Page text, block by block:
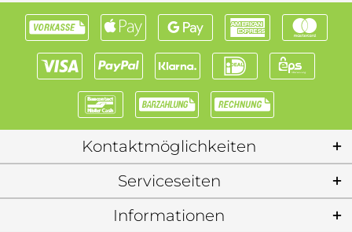
Kontaktmöglichkeiten
Serviceseiten
Informationen